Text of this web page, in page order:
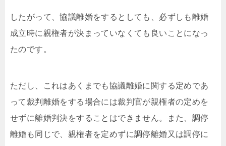
したがって、協議離婚をするとしても、必ずしも離婚
成立時に親権者が決まっていなくても良いことになっ
たのです。
ただし、これはあくまでも協議離婚に関する定めであ
って裁判離婚をする場合には裁判官が親権者の定めを
せずに離婚判決をすることはできません。また、調停
離婚も同じで、親権者を定めずに調停離婚又は調停に